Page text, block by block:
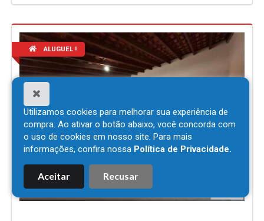
ALUGUEL !
Utilizamos cookies para melhorar sua experiência de
compra. Ao ativar o botão abaixo, você concorda com
o uso de cookies em nosso site. Para mais
informações, confira nossa Política de Privacidade.
Aceitar Recusar